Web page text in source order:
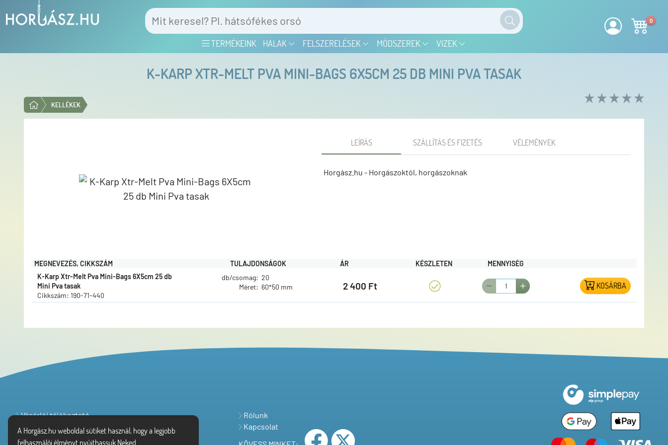
A Horgász.hu weboldal sütiket használ, hogy a legjobb
felhasználói élményt nyújthassuk Neked.
TERMÉKEINK HALAK FELSZERELÉSEK MÓDSZEREK VIZEK
0
K-KARP XTR-MELT PVA MINI-BAGS 6X5CM 25 DB MINI PVA TASAK
KELLÉKEK
LEÍRÁS SZÁLLÍTÁS ÉS FIZETÉS VÉLEMÉNYEK
Horgász.hu - Horgászoktól, horgászoknak
MEGNEVEZÉS, CIKKSZÁM TULAJDONSÁGOK ÁR KÉSZLETEN
MENNYISÉG
K-Karp Xtr-Melt Pva Mini-Bags 6X5cm 25 db
Mini Pva tasak
Cikkszám: 190-71-440
db/csomag: 20
Méret: 60*50 mm 2 400 Ft KOSÁRBA
Vásárlói tájékoztató
Adatvédelem
Rólunk
Kapcsolat